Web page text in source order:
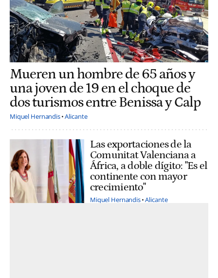
Mueren un hombre de 65 años y
una joven de 19 en el choque de
dos turismos entre Benissa y Calp
Miquel Hernandis Alicante
Las exportaciones de la
Comunitat Valenciana a
África, a doble dígito: "Es el
continente con mayor
crecimiento"
Miquel Hernandis Alicante